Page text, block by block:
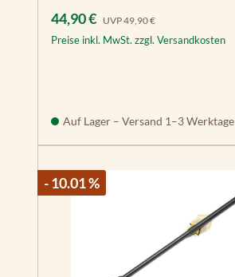
Verkaufspreis:
44,90 € UVP49,90 €
Preise inkl. MwSt. zzgl. Versandkosten
Auf Lager – Versand 1–3 Werktage
- 10.01 %